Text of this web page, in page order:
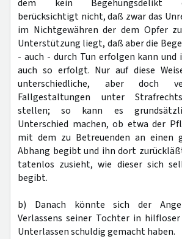
dem kein Begehungsdelikt
berücksichtigt nicht, daß zwar das
im Nichtgewähren der dem Opfer
Unterstützung liegt, daß aber die
- auch - durch Tun erfolgen kann und
auch so erfolgt. Nur auf diese
unterschiedliche, aber doch
Fallgestaltungen unter
stellen; so kann es
Unterschied machen, ob etwa der
mit dem zu Betreuenden an einen
Abhang begibt und ihn dort
tatenlos zusieht, wie dieser sich
begibt.
b) Danach könnte sich der
Verlassens seiner Tochter in
Unterlassen schuldig gemacht haben.